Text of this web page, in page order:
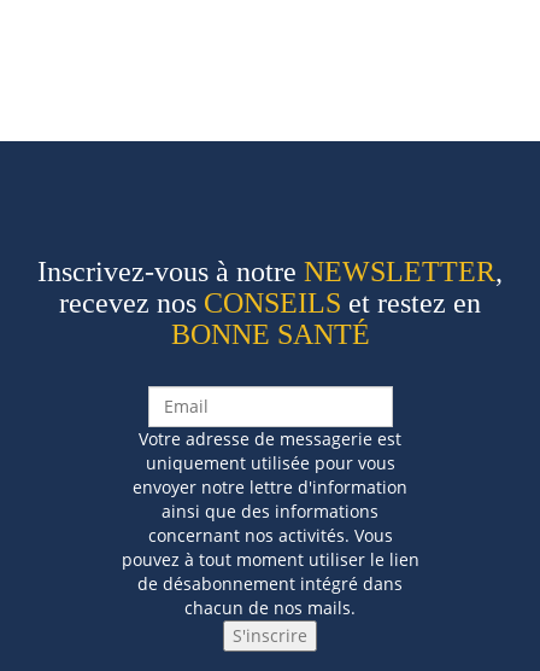
Inscrivez-vous à notre NEWSLETTER,
recevez nos CONSEILS et restez en
BONNE SANTÉ
Votre adresse de messagerie est
uniquement utilisée pour vous
envoyer notre lettre d'information
ainsi que des informations
concernant nos activités. Vous
pouvez à tout moment utiliser le lien
de désabonnement intégré dans
chacun de nos mails.